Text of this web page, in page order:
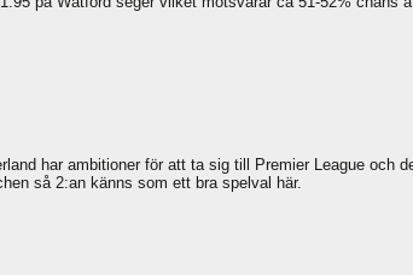
har ambitioner för att ta sig till Premier League och
så 2:an känns som ett bra spelval här.